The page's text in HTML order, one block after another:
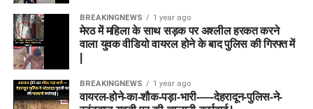
कप्तान का सही चुनाव:स्मॉल लीग में 70% लोग ऑलराउंडर को
ही सी/वीसी (C/VC) बनाते हैं, लेकिन ग्रैंड लीग जीतने के लिए
किसी प्रमुख गेंदबाज को कैप्टन बनाना फायदेमंद हो सकता है।
ऑफ-स्पिन गेंदबाजी का बेहतरीन संतुलन प्रदान करती हैं।
7. कप्तान और उप-कप्तान का चुनाव
(Captain & Vice-Captain
Birmingham Phoenix
3
Sunrisers Leeds
1
हेड टू हेड रिकॉर्ड में Birmingham Phoenix का पलड़ा भारी है।
BREAKINGNEWS 1 year ago
मेरठ में महिला के साथ सड़क पर अश्लील हरकत करने
वाला युवक वीडियो वायरल होने के बाद पुलिस की गिरफ्त में
BREAKINGNEWS 1 year ago
वायरल-होने-का-शौक-पड़ा-भारी-—-देहरादून-पुलिस-ने-